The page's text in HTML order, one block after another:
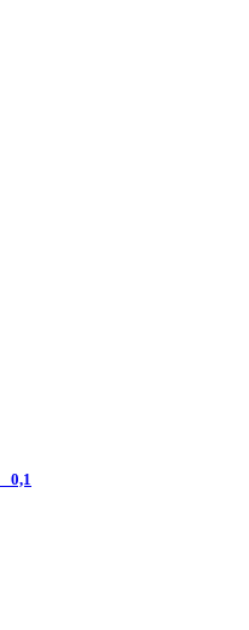
0,1